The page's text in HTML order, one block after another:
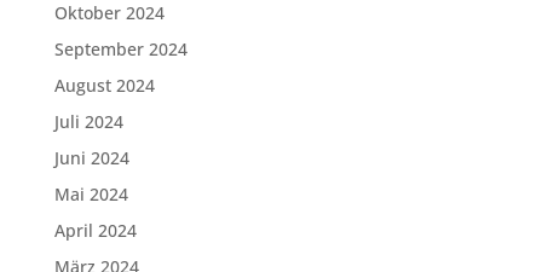
Oktober 2024
September 2024
August 2024
Juli 2024
Juni 2024
Mai 2024
April 2024
März 2024